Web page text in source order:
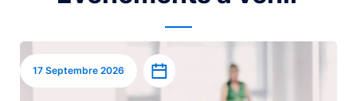
Image
17 Septembre 2026 Ajouter à l’agenda